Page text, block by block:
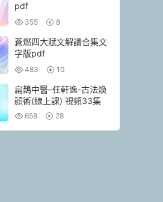
pdf
355 8
蒼燃四大賦文解讀合集文
字版pdf
483 10
扁鵲中醫–任軒逸-古法煥
顔術(線上課) 視頻33集
658 28